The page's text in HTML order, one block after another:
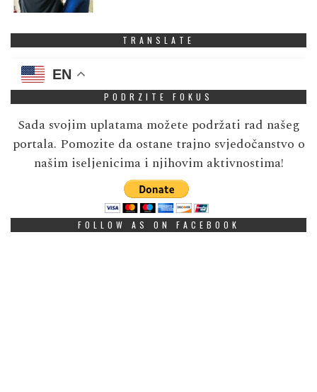
TRANSLATE
EN
PODRZITE FOKUS
Sada svojim uplatama možete podržati rad našeg
portala. Pomozite da ostane trajno svjedočanstvo o
našim iseljenicima i njihovim aktivnostima!
FOLLOW AS ON FACEBOOK